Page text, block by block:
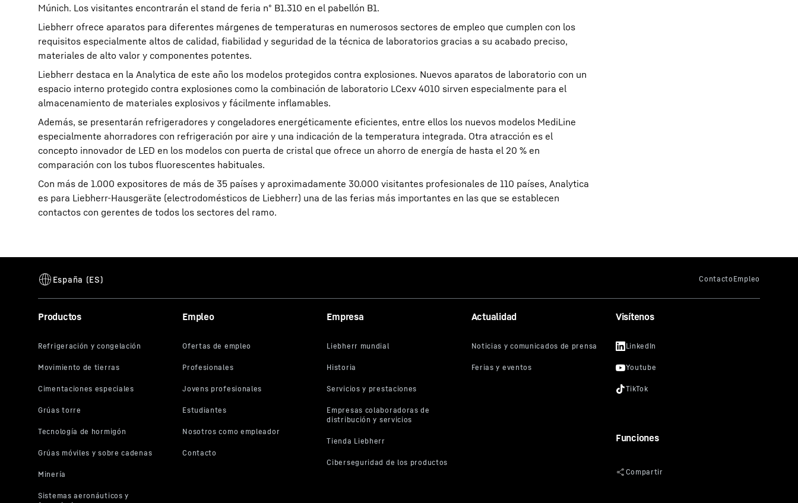
Más información acerca de la sociedad Carreras en Liebherr
Múnich. Los visitantes encontrarán el stand de feria nº B1.310 en el pabellón B1.
Liebherr ofrece aparatos para diferentes márgenes de temperaturas en numerosos sectores de empleo que cumplen con los
requisitos especialmente altos de calidad, fiabilidad y seguridad de la técnica de laboratorios gracias a su acabado preciso,
materiales de alto valor y componentes potentes.
Liebherr destaca en la Analytica de este año los modelos protegidos contra explosiones. Nuevos aparatos de laboratorio con un
espacio interno protegido contra explosiones como la combinación de laboratorio LCexv 4010 sirven especialmente para el
almacenamiento de materiales explosivos y fácilmente inflamables.
Además, se presentarán refrigeradores y congeladores energéticamente eficientes, entre ellos los nuevos modelos MediLine
especialmente ahorradores con refrigeración por aire y una indicación de la temperatura integrada. Otra atracción es el
concepto innovador de LED en los modelos con puerta de cristal que ofrece un ahorro de energía de hasta el 20 % en
comparación con los tubos fluorescentes habituales.
Con más de 1.000 expositores de más de 35 países y aproximadamente 30.000 visitantes profesionales de 110 países, Analytica
es para Liebherr-Hausgeräte (electrodomésticos de Liebherr) una de las ferias más importantes en las que se establecen
contactos con gerentes de todos los sectores del ramo.
Productos Empleo Empresa Actualidad Visítenos
Funciones